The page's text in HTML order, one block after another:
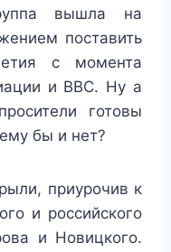
вышла на
поставить
с момента
и ВВС. Ну а
готовы
бы и нет?
приурочив к
и российского
и Новицкого.